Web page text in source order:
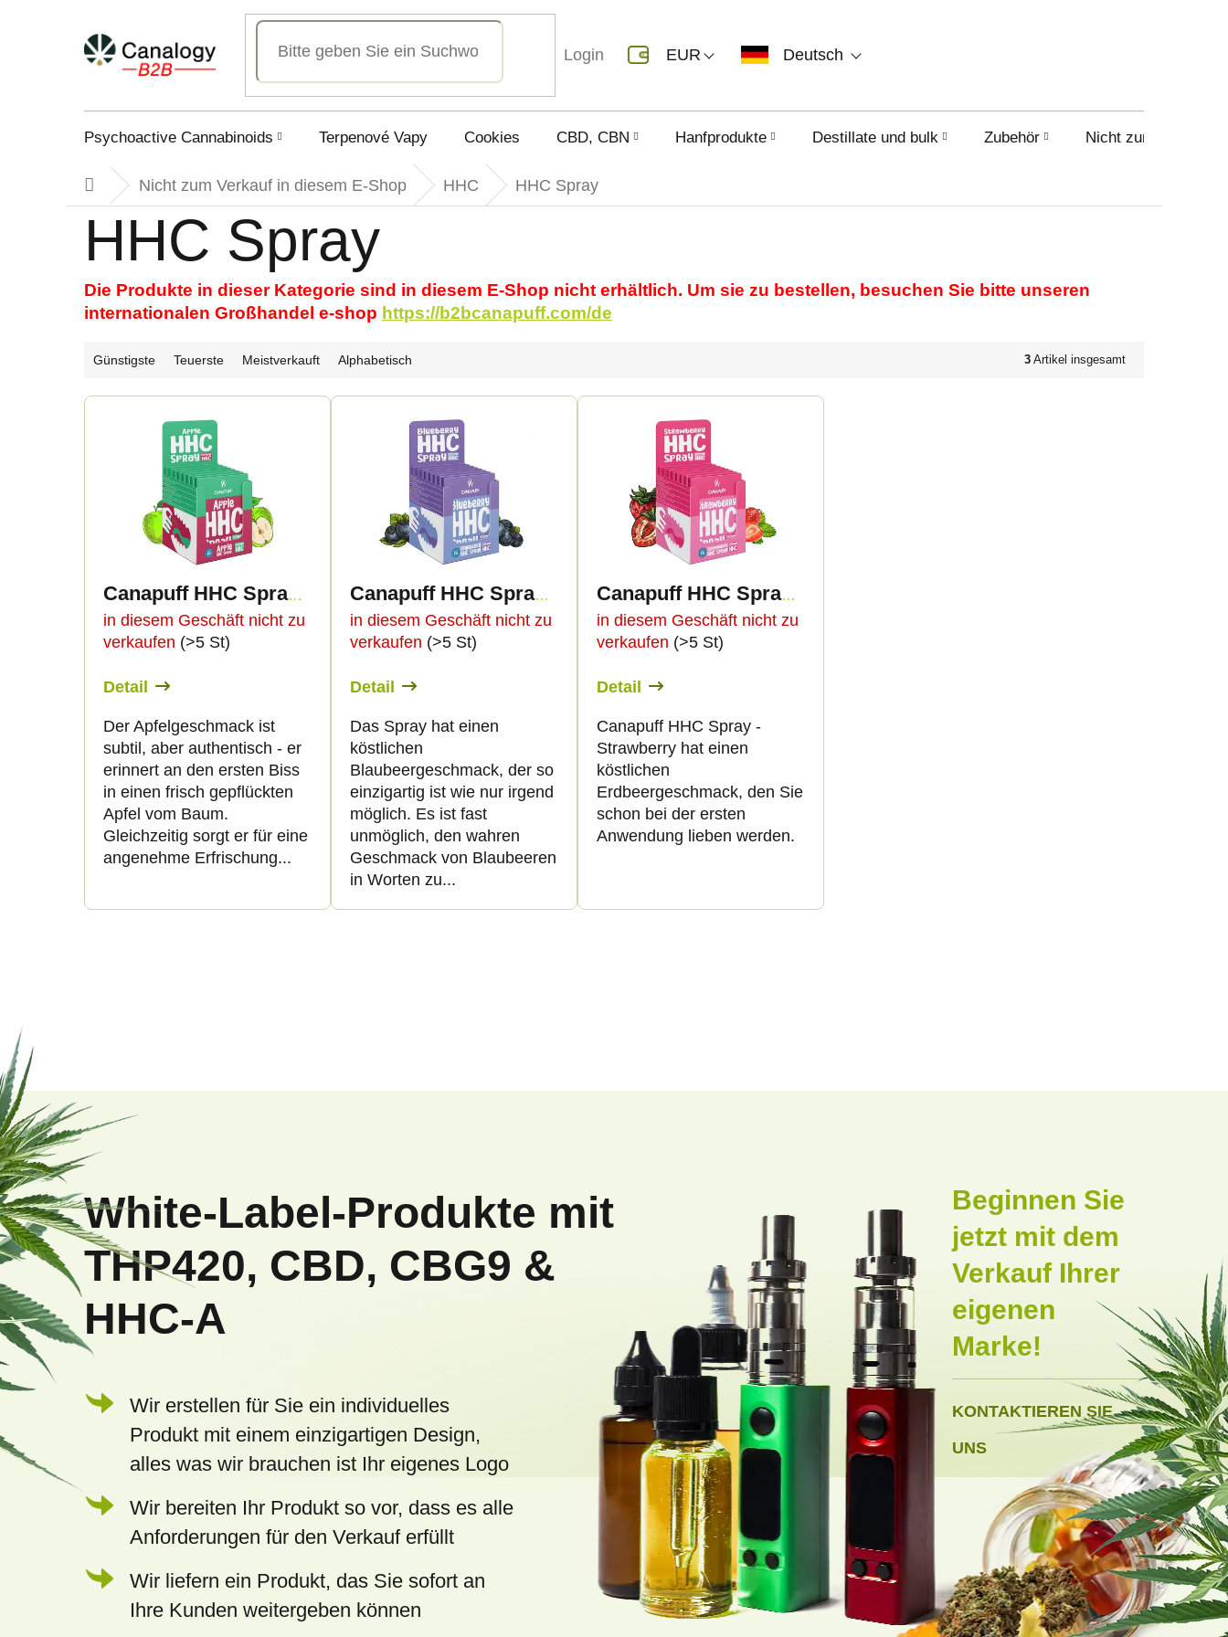
EUR Deutsch
Login
Psychoactive Cannabinoids Terpenové Vapy Cookies CBD, CBN Hanfprodukte Destillate und bulk Zubehör Nicht zum Verkauf
StartseiteNicht zum Verkauf in diesem E-Shop HHC HHC Spray
HHC Spray
Die Produkte in dieser Kategorie sind in diesem E-Shop nicht erhältlich. Um sie zu bestellen, besuchen Sie bitte unseren
internationalen Großhandel e-shop https://b2bcanapuff.com/de
P
r
k
s
o
Günstigste Teuerste Meistverkauft Alphabetisch 3 Artikel insgesamt
L
e
d
e
P
o
d
Canapuff HHC Spray - Apple
in diesem Geschäft nicht zu
verkaufen (>5 St)
Detail
Der Apfelgeschmack ist
subtil, aber authentisch - er
erinnert an den ersten Biss
in einen frisch gepflückten
Apfel vom Baum.
Gleichzeitig sorgt er für eine
angenehme Erfrischung...
Canapuff HHC Spray - Blueberry
in diesem Geschäft nicht zu
verkaufen (>5 St)
Detail
Das Spray hat einen
köstlichen
Blaubeergeschmack, der so
einzigartig ist wie nur irgend
möglich. Es ist fast
unmöglich, den wahren
Geschmack von Blaubeeren
in Worten zu...
Canapuff HHC Spray - Strawberry
in diesem Geschäft nicht zu
verkaufen (>5 St)
Detail
Canapuff HHC Spray -
Strawberry hat einen
köstlichen
Erdbeergeschmack, den Sie
schon bei der ersten
Anwendung lieben werden.
e
e
r
L
i
s
e
F
u
ß
z
e
i
l
White-Label-Produkte mit
THP420, CBD, CBG9 &
HHC-A
Wir erstellen für Sie ein individuelles
Produkt mit einem einzigartigen Design,
alles was wir brauchen ist Ihr eigenes Logo
Wir bereiten Ihr Produkt so vor, dass es alle
Anforderungen für den Verkauf erfüllt
Wir liefern ein Produkt, das Sie sofort an
Ihre Kunden weitergeben können
Beginnen Sie
jetzt mit dem
Verkauf Ihrer
eigenen
Marke!
KONTAKTIEREN SIE
UNS